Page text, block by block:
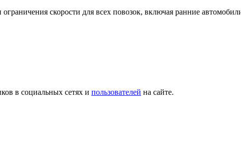
скорости для всех повозок, включая ранние
в социальных сетях и пользователей на сайте.